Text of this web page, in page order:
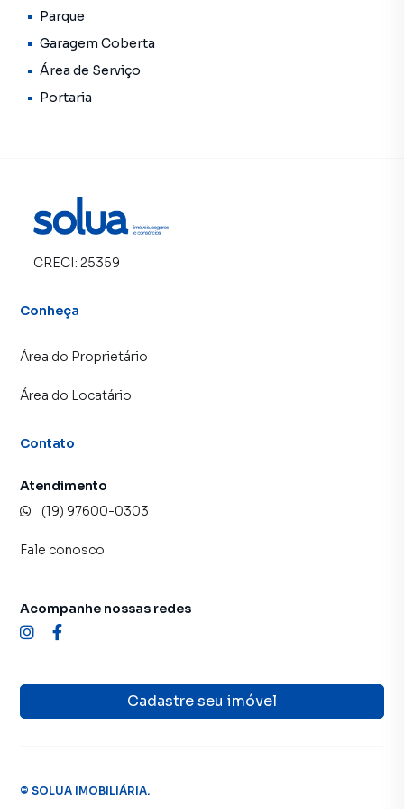
Parque
Garagem Coberta
Área de Serviço
Portaria
CRECI: 25359
Conheça
Área do Proprietário
Área do Locatário
Contato
Atendimento
(19) 97600-0303
Fale conosco
Cadastre seu imóvel
Acompanhe nossas redes
© SOLUA IMOBILIÁRIA.